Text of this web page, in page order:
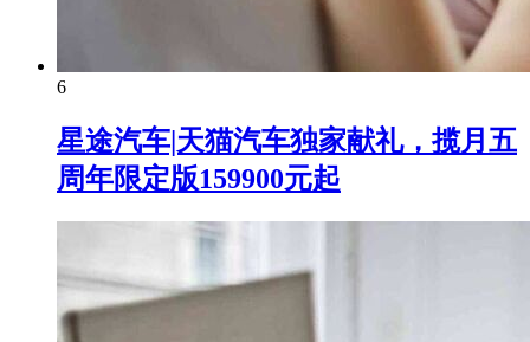
6
星途汽车|天猫汽车独家献礼，揽月五
周年限定版159900元起